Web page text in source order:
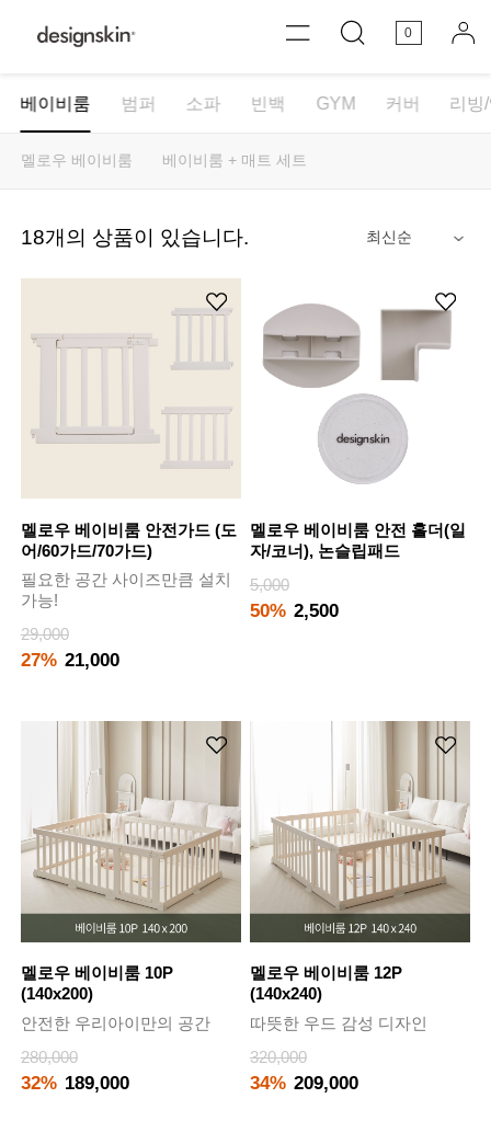
0
베이비룸 범퍼 소파 빈백 GYM 커버 리빙
멜로우 베이비룸 베이비룸 + 매트 세트
18개의 상품이 있습니다.
멜로우 베이비룸 안전가드 (도
어/60가드/70가드)
필요한 공간 사이즈만큼 설치
가능!
29,000
27% 21,000
멜로우 베이비룸 안전 홀더(일
자/코너), 논슬립패드
5,000
50% 2,500
멜로우 베이비룸 10P
(140x200)
안전한 우리아이만의 공간
280,000
32% 189,000
멜로우 베이비룸 12P
(140x240)
따뜻한 우드 감성 디자인
320,000
34% 209,000